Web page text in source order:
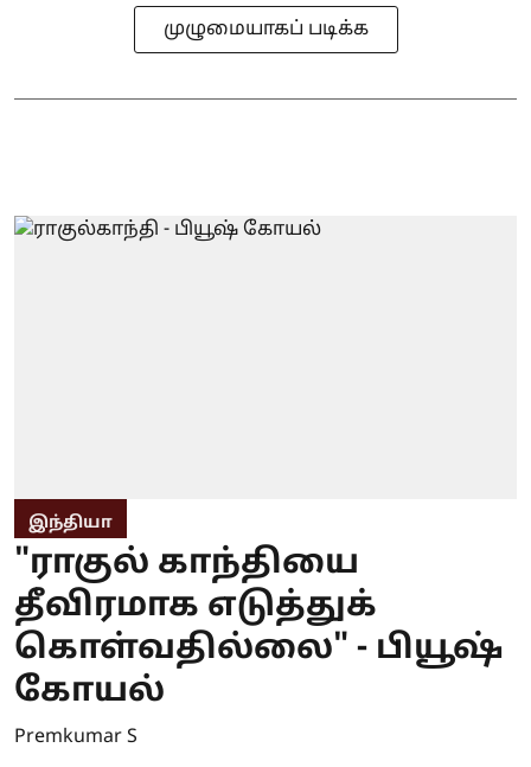
முழுமையாகப் படிக்க
இந்தியா
"ராகுல் காந்தியை
தீவிரமாக எடுத்துக்
கொள்வதில்லை" - பியூஷ்
கோயல்
Premkumar S